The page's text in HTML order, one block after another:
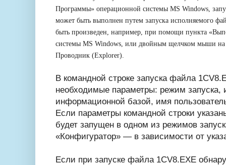
Программы» операционной системы MS Windows,
может быть выполнен путем запуска исполняемого
быть произведен, например, при помощи пункта
системы MS Windows, или двойным щелчком мыши
Проводник (Explorer).
В командной строке запуска файла
необходимые параметры: режим запуска,
информационной базой, имя
Если параметры командной строки
будет запущен в одном из режимов
«Конфигуратор» — в зависимости от
Если при запуске файла 1CV8.EXE